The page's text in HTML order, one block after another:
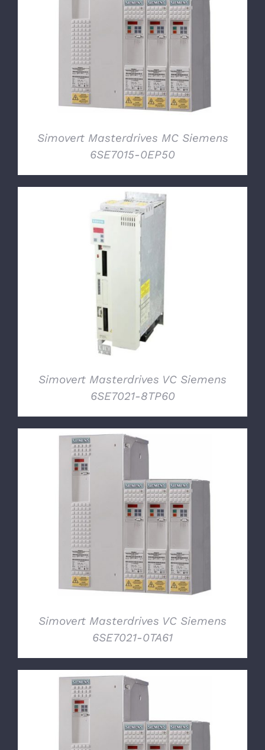
DETTAGLI
Simovert Masterdrives MC Siemens
6SE7015-0EP50
DETTAGLI
Simovert Masterdrives VC Siemens
6SE7021-8TP60
DETTAGLI
Simovert Masterdrives VC Siemens
6SE7021-0TA61